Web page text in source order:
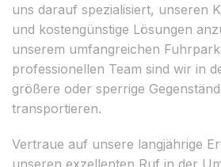
uns darauf spezialisiert, unseren
und kostengünstige Lösungen
unserem umfangreichen
professionellen Team sind wir in
größere oder sperrige
transportieren.
Vertraue auf unsere langjährige
unseren exzellenten Ruf in der